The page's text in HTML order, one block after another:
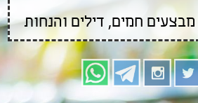
מבצעים חמים, דילים והנחות